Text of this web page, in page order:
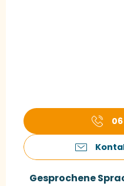
06
Gesprochene
Gesprochene